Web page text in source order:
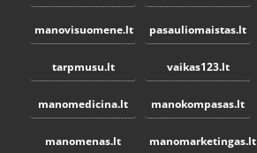
manovisuomene.lt pasauliomaistas.lt
tarpmusu.lt vaikas123.lt
manomedicina.lt manokompasas.lt
manomenas.lt manomarketingas.lt